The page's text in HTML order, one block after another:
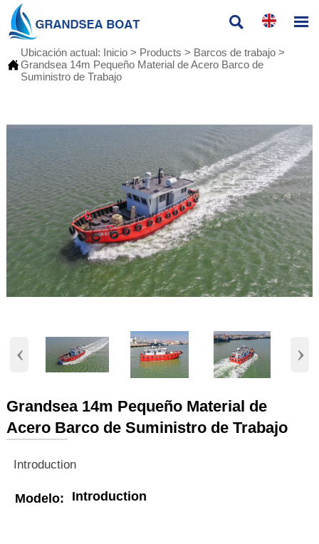
 

Ubicación actual: Inicio> Products > Barcos de trabajo>
Grandsea 14m Pequeño Material de Acero Barco de
Suministro de Trabajo
‹ ›
Grandsea 14m Pequeño Material de
Acero Barco de Suministro de Trabajo
Introduction
Modelo: Introduction